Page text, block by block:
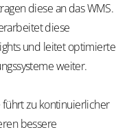
diese an das WMS.
diese
und leitet optimierte
weiter.
zu kontinuierlicher
bessere